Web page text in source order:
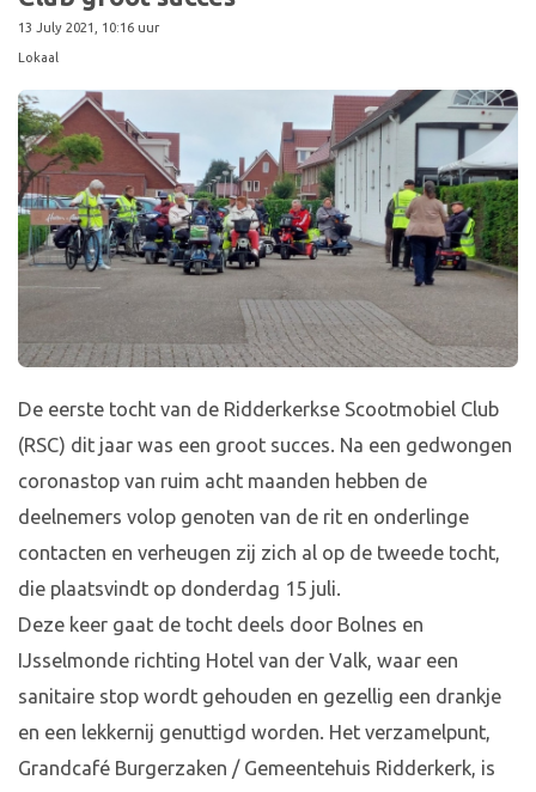
13 July 2021, 10:16 uur
Lokaal
De eerste tocht van de Ridderkerkse Scootmobiel Club
(RSC) dit jaar was een groot succes. Na een gedwongen
coronastop van ruim acht maanden hebben de
deelnemers volop genoten van de rit en onderlinge
contacten en verheugen zij zich al op de tweede tocht,
die plaatsvindt op donderdag 15 juli.
Deze keer gaat de tocht deels door Bolnes en
IJsselmonde richting Hotel van der Valk, waar een
sanitaire stop wordt gehouden en gezellig een drankje
en een lekkernij genuttigd worden. Het verzamelpunt,
Grandcafé Burgerzaken / Gemeentehuis Ridderkerk, is